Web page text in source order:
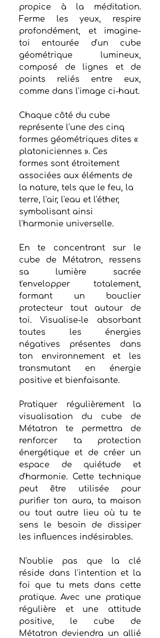
propice à la méditation.
Ferme les yeux, respire
profondément, et imagine-
toi entourée d'un cube
géométrique lumineux,
composé de lignes et de
points reliés entre eux,
comme dans l'image ci-haut.
Chaque côté du cube
représente l'une des cinq
formes géométriques dites «
platoniciennes ». Ces
formes sont étroitement
associées aux éléments de
la nature, tels que le feu, la
terre, l'air, l'eau et l'éther,
symbolisant ainsi
l'harmonie universelle.
En te concentrant sur le
cube de Métatron, ressens
sa lumière sacrée
t'envelopper totalement,
formant un bouclier
protecteur tout autour de
toi. Visualise-le absorbant
toutes les énergies
négatives présentes dans
ton environnement et les
transmutant en énergie
positive et bienfaisante.
Pratiquer régulièrement la
visualisation du cube de
Métatron te permettra de
renforcer ta protection
énergétique et de créer un
espace de quiétude et
d'harmonie. Cette technique
peut être utilisée pour
purifier ton aura, ta maison
ou tout autre lieu où tu te
sens le besoin de dissiper
les influences indésirables.
N'oublie pas que la clé
réside dans l'intention et la
foi que tu mets dans cette
pratique. Avec une pratique
régulière et une attitude
positive, le cube de
Métatron deviendra un allié